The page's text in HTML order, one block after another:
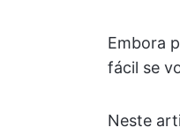
Embora
fácil se
Neste